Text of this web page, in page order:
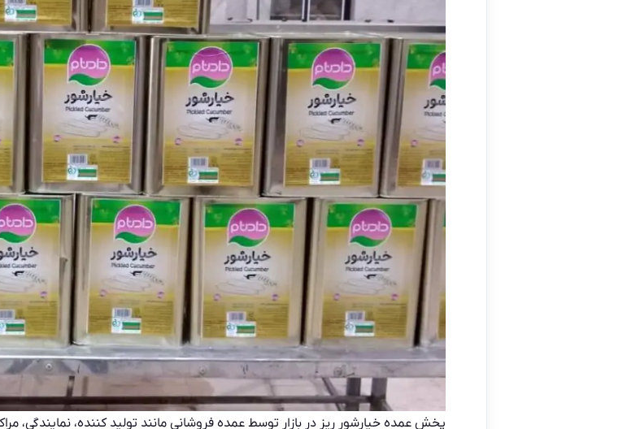
پخش عمده خیارشور ریز در بازار توسط عمده فروشانی مانند تولید کننده، نمایندگی،